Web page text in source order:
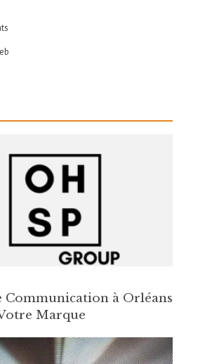
Communication à Orléans
Marque